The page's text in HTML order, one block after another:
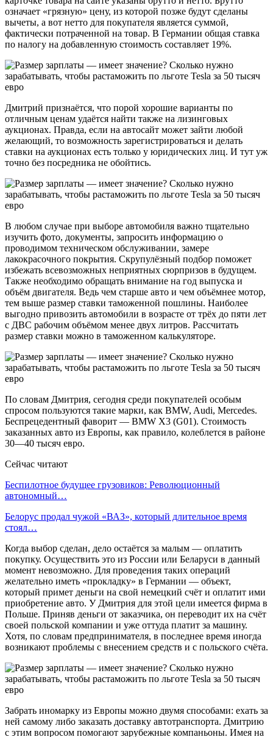
означает «грязную» цену, из которой позже будут сделаны
вычеты, а вот нетто для покупателя является суммой,
фактически потраченной на товар. В Германии общая ставка
по налогу на добавленную стоимость составляет 19%.
Дмитрий признаётся, что порой хорошие варианты по
отличным ценам удаётся найти также на лизинговых
аукционах. Правда, если на автосайт может зайти любой
желающий, то возможность зарегистрироваться и делать
ставки на аукционах есть только у юридических лиц. И тут уж
точно без посредника не обойтись.
В любом случае при выборе автомобиля важно тщательно
изучить фото, документы, запросить информацию о
проводимом техническом обслуживании, замере
лакокрасочного покрытия. Скрупулёзный подбор поможет
избежать всевозможных неприятных сюрпризов в будущем.
Также необходимо обращать внимание на год выпуска и
объём двигателя. Ведь чем старше авто и чем объёмнее мотор,
тем выше размер ставки таможенной пошлины. Наиболее
выгодно привозить автомобили в возрасте от трёх до пяти лет
с ДВС рабочим объёмом менее двух литров. Рассчитать
размер ставки можно в таможенном калькуляторе.
По словам Дмитрия, сегодня среди покупателей особым
спросом пользуются такие марки, как BMW, Audi, Mercedes.
Беспрецедентный фаворит — BMW Х3 (G01). Стоимость
заказанных авто из Европы, как правило, колеблется в районе
30—40 тысяч евро.
Сейчас читают
Беспилотное будущее грузовиков: Революционный
автономный…
Белорус продал чужой «ВАЗ», который длительное время
стоял…
Когда выбор сделан, дело остаётся за малым — оплатить
покупку. Осуществить это из России или Беларуси в данный
момент невозможно. Для проведения таких операций
желательно иметь «прокладку» в Германии — объект,
который примет деньги на свой немецкий счёт и оплатит ими
приобретение авто. У Дмитрия для этой цели имеется фирма в
Польше. Приняв деньги от заказчика, он переводит их на счёт
своей польской компании и уже оттуда платит за машину.
Хотя, по словам предпринимателя, в последнее время иногда
возникают проблемы с внесением средств и с польского счёта.
Забрать иномарку из Европы можно двумя способами: ехать за
ней самому либо заказать доставку автотранспорта. Дмитрию
с этим вопросом помогают зарубежные компаньоны. Имея на